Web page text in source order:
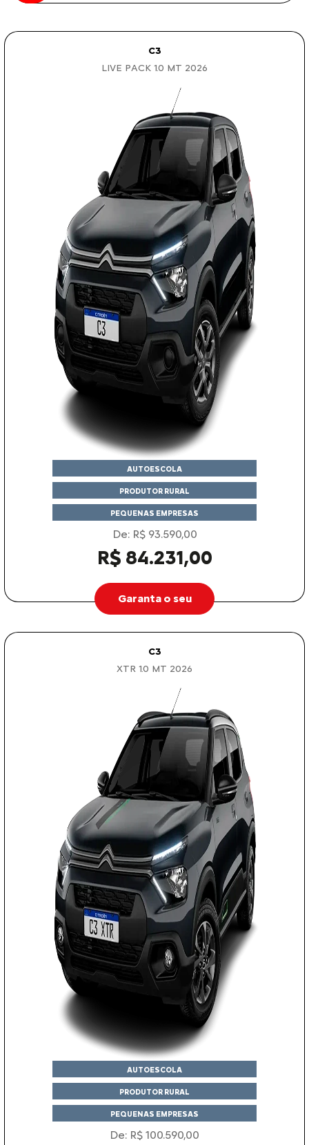
C3
LIVE PACK 1.0 MT 2026
AUTOESCOLA
PRODUTOR RURAL
PEQUENAS EMPRESAS
De: R$ 93.590,00
R$ 84.231,00
Garanta o seu
C3
XTR 1.0 MT 2026
AUTOESCOLA
PRODUTOR RURAL
PEQUENAS EMPRESAS
De: R$ 100.590,00